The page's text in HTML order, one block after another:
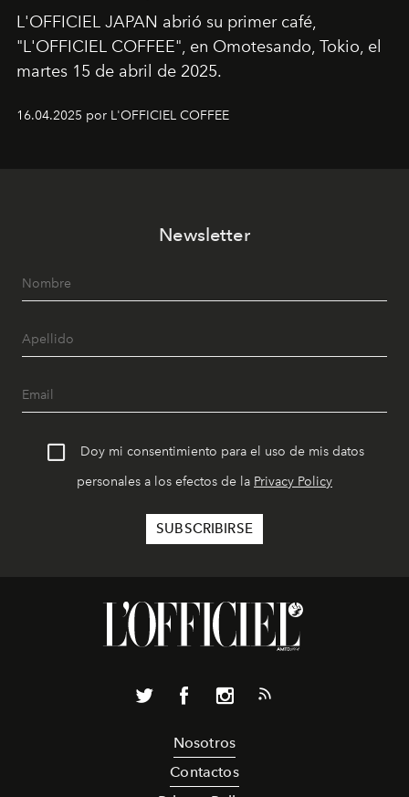
L'OFFICIEL JAPAN abrió su primer café,
"L'OFFICIEL COFFEE", en Omotesando, Tokio, el
martes 15 de abril de 2025.
16.04.2025 por L'OFFICIEL COFFEE
Newsletter
Doy mi consentimiento para el uso de mis datos
personales a los efectos de la Privacy Policy
Nosotros
Contactos